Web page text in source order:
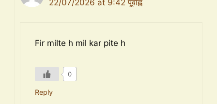
22/07/2026 at 9:42 पूर्वाह्न
Fir milte h mil kar pite h
0
Reply